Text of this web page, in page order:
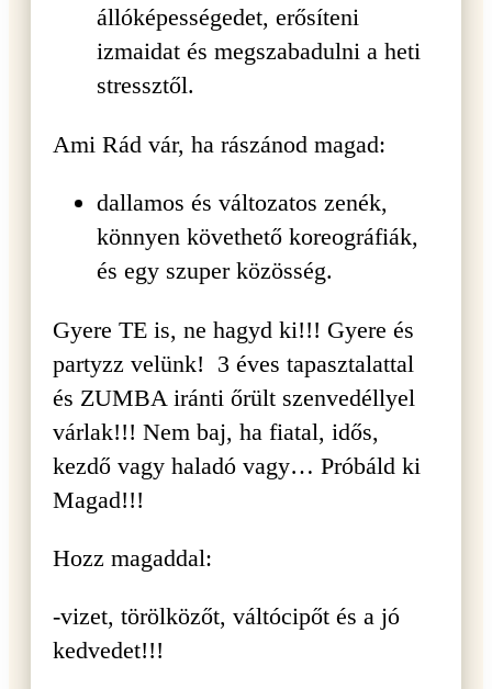
állóképességedet, erősíteni
izmaidat és megszabadulni a heti
stressztől.
Ami Rád vár, ha rászánod magad:
dallamos és változatos zenék,
könnyen követhető koreográfiák,
és egy szuper közösség.
Gyere TE is, ne hagyd ki!!! Gyere és
partyzz velünk! 3 éves tapasztalattal
és ZUMBA iránti őrült szenvedéllyel
várlak!!! Nem baj, ha fiatal, idős,
kezdő vagy haladó vagy… Próbáld ki
Magad!!!
Hozz magaddal:
-vizet, törölközőt, váltócipőt és a jó
kedvedet!!!